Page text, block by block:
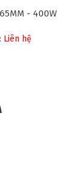
- 400W
Liên hệ